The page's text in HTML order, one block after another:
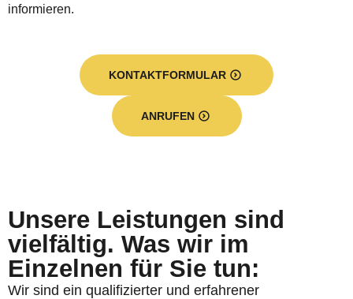
informieren.
KONTAKTFORMULAR
ANRUFEN
Unsere Leistungen sind
vielfältig. Was wir im
Einzelnen für Sie tun:
Wir sind ein qualifizierter und erfahrener